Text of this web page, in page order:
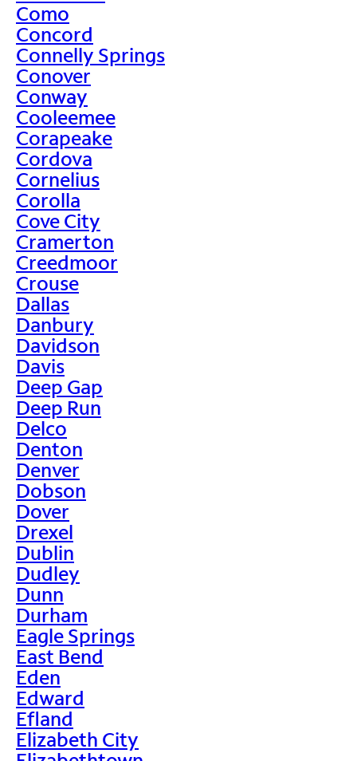
Como
Concord
Connelly Springs
Conover
Conway
Cooleemee
Corapeake
Cordova
Cornelius
Corolla
Cove City
Cramerton
Creedmoor
Crouse
Dallas
Danbury
Davidson
Davis
Deep Gap
Deep Run
Delco
Denton
Denver
Dobson
Dover
Drexel
Dublin
Dudley
Dunn
Durham
Eagle Springs
East Bend
Eden
Edward
Efland
Elizabeth City